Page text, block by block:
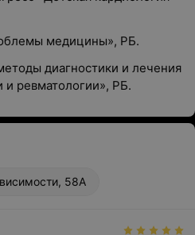
медицины», РБ.
диагностики и лечения
и ревматологии», РБ.
58А